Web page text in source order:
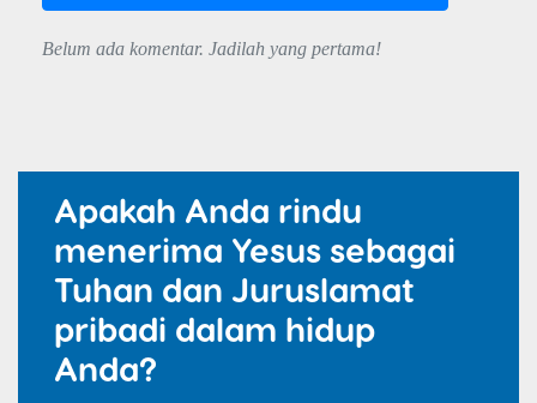
Belum ada komentar. Jadilah yang pertama!
Apakah Anda rindu
menerima Yesus sebagai
Tuhan dan Juruslamat
pribadi dalam hidup
Anda?